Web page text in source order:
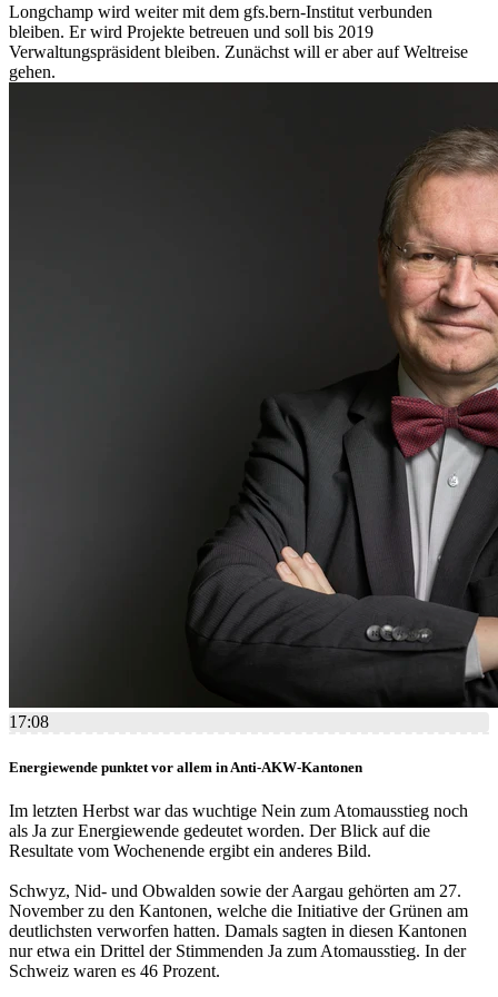
Longchamp wird weiter mit dem gfs.bern-Institut verbunden
bleiben. Er wird Projekte betreuen und soll bis 2019
Verwaltungspräsident bleiben. Zunächst will er aber auf Weltreise
gehen.
17:08
Energiewende punktet vor allem in Anti-AKW-Kantonen
Im letzten Herbst war das wuchtige Nein zum Atomausstieg noch
als Ja zur Energiewende gedeutet worden. Der Blick auf die
Resultate vom Wochenende ergibt ein anderes Bild.
Schwyz, Nid- und Obwalden sowie der Aargau gehörten am 27.
November zu den Kantonen, welche die Initiative der Grünen am
deutlichsten verworfen hatten. Damals sagten in diesen Kantonen
nur etwa ein Drittel der Stimmenden Ja zum Atomausstieg. In der
Schweiz waren es 46 Prozent.